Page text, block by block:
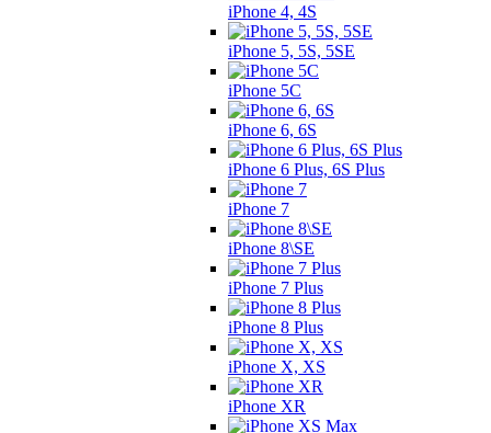
iPhone 4, 4S
iPhone 5, 5S, 5SE
iPhone 5C
iPhone 6, 6S
iPhone 6 Plus, 6S Plus
iPhone 7
iPhone 8\SE
iPhone 7 Plus
iPhone 8 Plus
iPhone X, XS
iPhone XR